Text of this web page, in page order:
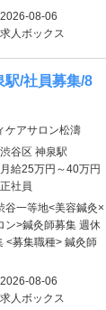
2026-08-06
求人ボックス
駅/社員募集/8
ケアサロン松濤
渋谷区 神泉駅
月給25万円～40万円
正社員
谷一等地<美容鍼灸×
ン>鍼灸師募集 週休
<募集職種> 鍼灸師
2026-08-06
求人ボックス